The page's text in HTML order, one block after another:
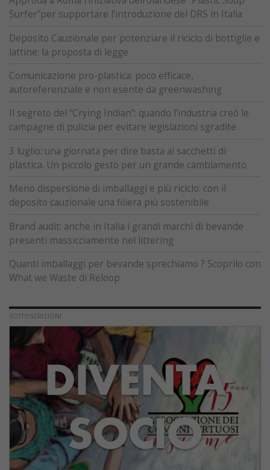
Surfer”per supportare l’introduzione del DRS in Italia
Deposito Cauzionale per potenziare il riciclo di bottiglie e
lattine: la proposta di legge
Comunicazione pro-plastica: poco efficace,
autoreferenziale e non esente da greenwashing
Il segreto del “Crying Indian”: quando l’industria creò le
campagne di pulizia per evitare legislazioni sgradite
3 luglio: una giornata per dire basta ai sacchetti di
plastica. Un piccolo gesto per un grande cambiamento
Meno dispersione di imballaggi e più riciclo: con il
deposito cauzionale una filiera più sostenibile
Brand audit: anche in Italia i grandi marchi di bevande
presenti massicciamente nel littering
Quanti imballaggi per bevande sprechiamo ? Scoprilo con
What we Waste di Reloop
SOTTOSCRIZIONI